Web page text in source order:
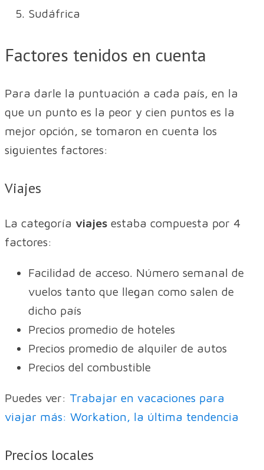
Sudáfrica
Factores tenidos en cuenta
Para darle la puntuación a cada país, en la
que un punto es la peor y cien puntos es la
mejor opción, se tomaron en cuenta los
siguientes factores:
Viajes
La categoría viajes estaba compuesta por 4
factores:
Facilidad de acceso. Número semanal de
vuelos tanto que llegan como salen de
dicho país
Precios promedio de hoteles
Precios promedio de alquiler de autos
Precios del combustible
Puedes ver: Trabajar en vacaciones para
viajar más: Workation, la última tendencia
Precios locales